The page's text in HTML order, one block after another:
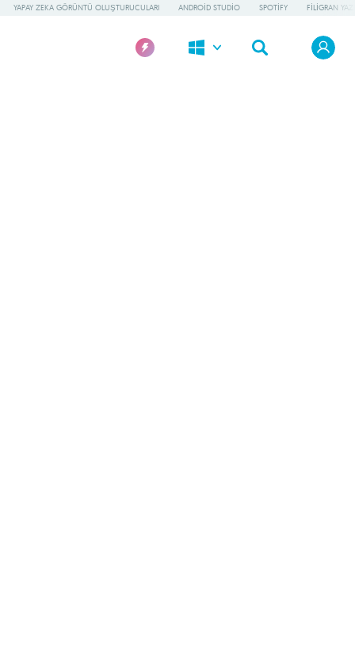
YAPAY ZEKA GÖRÜNTÜ OLUŞTURUCULARI ANDROID STUDIO SPOTIFY FILIGRAN